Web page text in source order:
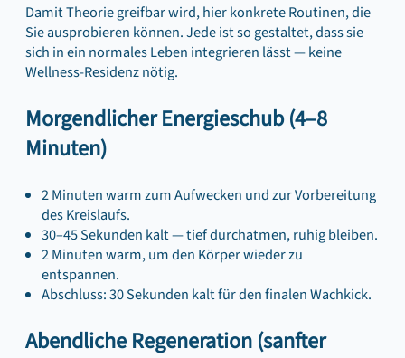
Damit Theorie greifbar wird, hier konkrete Routinen, die
Sie ausprobieren können. Jede ist so gestaltet, dass sie
sich in ein normales Leben integrieren lässt — keine
Wellness-Residenz nötig.
Morgendlicher Energieschub (4–8
Minuten)
2 Minuten warm zum Aufwecken und zur Vorbereitung
des Kreislaufs.
30–45 Sekunden kalt — tief durchatmen, ruhig bleiben.
2 Minuten warm, um den Körper wieder zu
entspannen.
Abschluss: 30 Sekunden kalt für den finalen Wachkick.
Abendliche Regeneration (sanfter